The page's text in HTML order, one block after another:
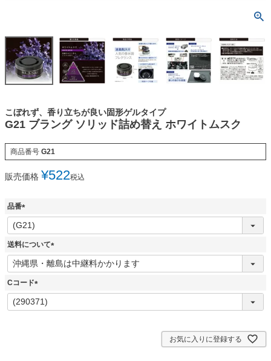
こぼれず、香り立ちが良い固形ゲルタイプ
G21 ブラング ソリッド詰め替え ホワイトムスク
商品番号 G21
販売価格 ¥522税込
品番
(
必
須
送料について
(
必
Cコード
(
必
お気に入りに登録する